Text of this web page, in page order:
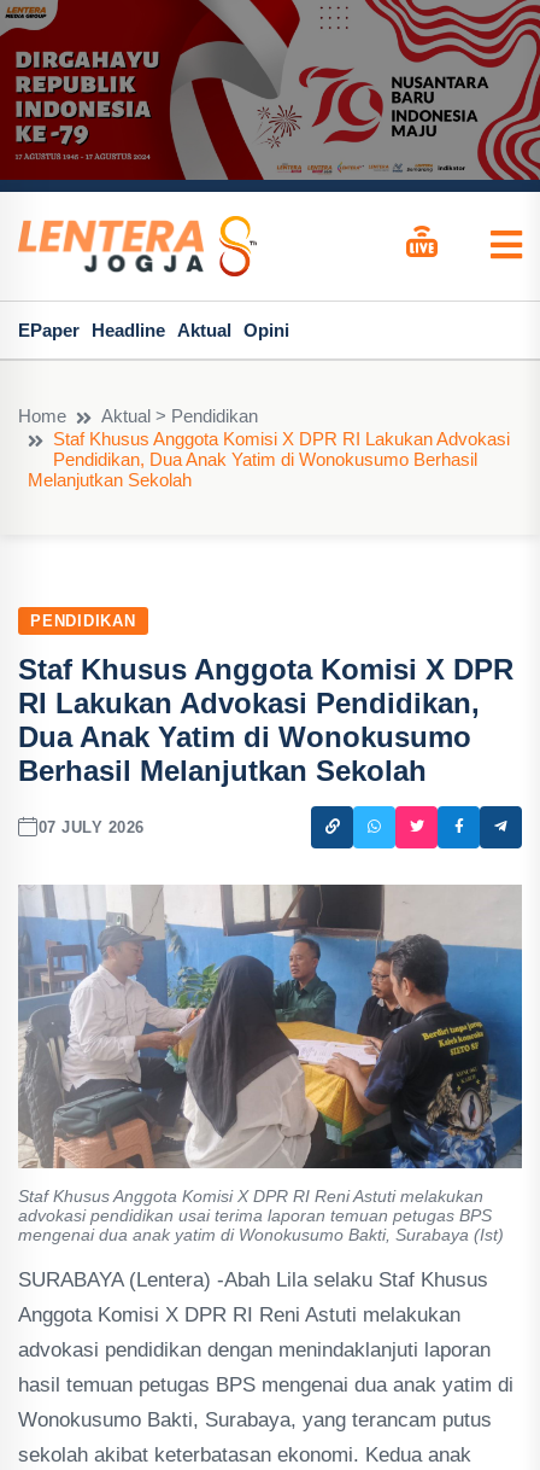
EPaper Headline Aktual Opini
Home
Aktual > Pendidikan
Staf Khusus Anggota Komisi X DPR RI Lakukan Advokasi
Pendidikan, Dua Anak Yatim di Wonokusumo Berhasil
Melanjutkan Sekolah
PENDIDIKAN
Staf Khusus Anggota Komisi X DPR
RI Lakukan Advokasi Pendidikan,
Dua Anak Yatim di Wonokusumo
Berhasil Melanjutkan Sekolah
07 JULY 2026
Staf Khusus Anggota Komisi X DPR RI Reni Astuti melakukan
advokasi pendidikan usai terima laporan temuan petugas BPS
mengenai dua anak yatim di Wonokusumo Bakti, Surabaya (Ist)
SURABAYA (Lentera) -Abah Lila selaku Staf Khusus
Anggota Komisi X DPR RI Reni Astuti melakukan
advokasi pendidikan dengan menindaklanjuti laporan
hasil temuan petugas BPS mengenai dua anak yatim di
Wonokusumo Bakti, Surabaya, yang terancam putus
sekolah akibat keterbatasan ekonomi. Kedua anak